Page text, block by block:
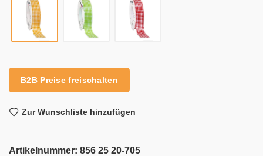
B2B Preise freischalten
Zur Wunschliste hinzufügen
Artikelnummer: 856 25 20-705